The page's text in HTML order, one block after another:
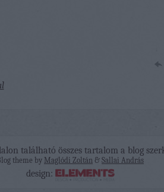
található összes tartalom a blog
theme by Maglódi Zoltán & Sallai András
design: